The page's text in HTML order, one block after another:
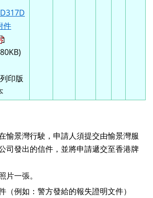
件
印版
愉景灣行駛，申請人須提交由愉景灣服
司發出的信件，並將申請遞交至香港牌
片一張。
（例如：警方發給的報失證明文件）